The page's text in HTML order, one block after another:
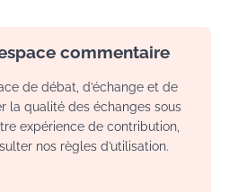
commentaire
de débat, d’échange et de
la qualité des échanges sous
expérience de contribution,
nos règles d’utilisation.